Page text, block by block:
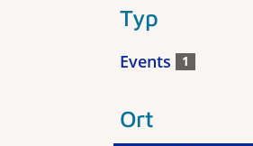
Typ
Events 1
Ort